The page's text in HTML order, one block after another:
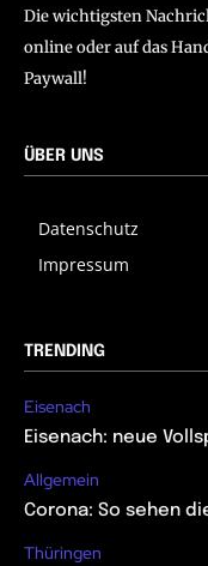
Die wichtigsten
online oder auf das
Paywall!
ÜBER UNS
Datenschutz
Impressum
TRENDING
Eisenach
Eisenach: neue
Allgemein
Corona: So sehen
Thüringen